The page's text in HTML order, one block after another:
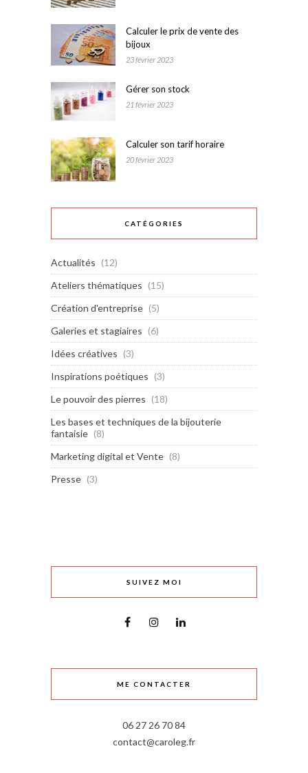
Calculer le prix de vente des
bijoux
23 février 2023
Gérer son stock
21 février 2023
Calculer son tarif horaire
20 février 2023
CATÉGORIES
Actualités (12)
Ateliers thématiques (15)
Création d'entreprise (5)
Galeries et stagiaires (6)
Idées créatives (3)
Inspirations poétiques (3)
Le pouvoir des pierres (18)
Les bases et techniques de la bijouterie
fantaisie (8)
Marketing digital et Vente (8)
Presse (3)
SUIVEZ MOI
ME CONTACTER
06 27 26 70 84
contact@caroleg.fr